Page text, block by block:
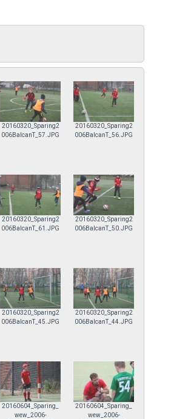
20160320_Sparing2
006BalcanT_57.JPG
20160320_Sparing2
006BalcanT_56.JPG
20160320_Sparing2
006BalcanT_61.JPG
20160320_Sparing2
006BalcanT_50.JPG
20160320_Sparing2
006BalcanT_45.JPG
20160320_Sparing2
006BalcanT_44.JPG
20160604_Sparing_
wew_2006-
20160604_Sparing_
wew_2006-